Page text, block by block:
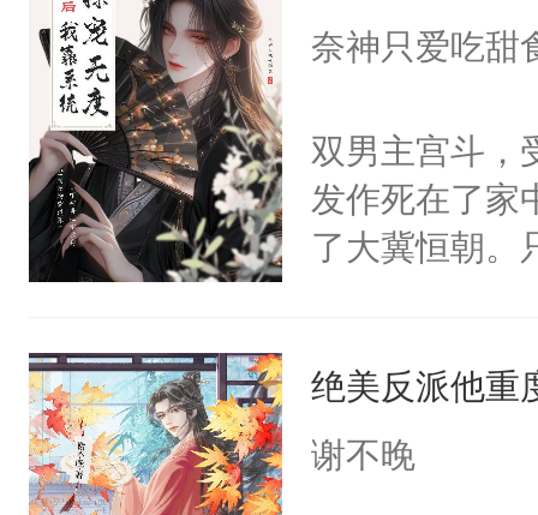
奈神只爱吃甜
双男主宫斗，
发作死在了家
了大冀恒朝。
惜被人暗害，
绝。主神知晓
绝美反派他重
谢不晚